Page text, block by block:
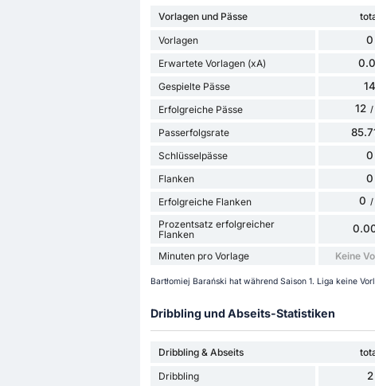
Vorlagen und Pässe
Vorlagen
0
Erwartete Vorlagen (xA)
Gespielte Pässe 14
Erfolgreiche Pässe 12 /
Passerfolgsrate
Schlüsselpässe 0
Flanken 0
Erfolgreiche Flanken 0 /
Prozentsatz erfolgreicher
Flanken
Minuten pro Vorlage Keine
Bartłomiej Barański hat während Saison 1. Liga keine
Dribbling und Abseits-Statistiken
Dribbling & Abseits
Dribbling
2